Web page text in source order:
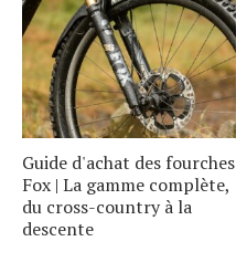
Guide d'achat des fourches
Fox | La gamme complète,
du cross-country à la
descente